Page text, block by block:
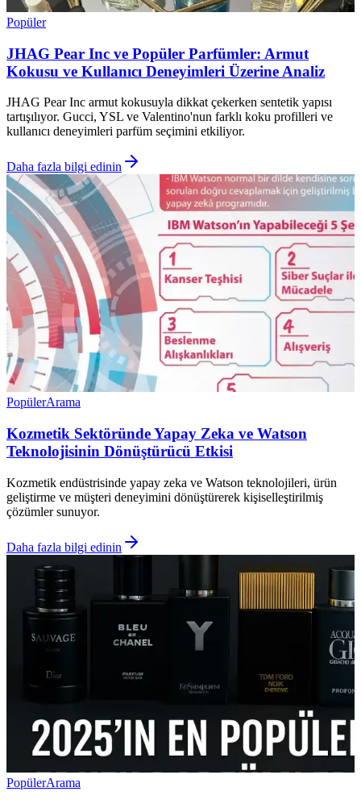
Popüler
JHAG Pear Inc ve Popüler Parfümler: Armut
Kokusu ve Kullanıcı Deneyimleri Üzerine Analiz
JHAG Pear Inc armut kokusuyla dikkat çekerken sentetik yapısı
tartışılıyor. Gucci, YSL ve Valentino'nun farklı koku profilleri ve
kullanıcı deneyimleri parfüm seçimini etkiliyor.
Daha fazla bilgi edinin
PopülerArama
Kozmetik Sektöründe Yapay Zeka ve Watson
Teknolojisinin Dönüştürücü Etkisi
Kozmetik endüstrisinde yapay zeka ve Watson teknolojileri, ürün
geliştirme ve müşteri deneyimini dönüştürerek kişiselleştirilmiş
çözümler sunuyor.
Daha fazla bilgi edinin
PopülerArama